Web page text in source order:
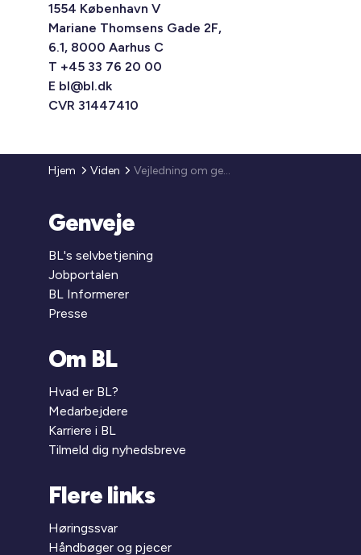
1554 København V
Mariane Thomsens Gade 2F,
6.1, 8000 Aarhus C
T +45 33 76 20 00
E bl@bl.dk
CVR 31447410
Hjem Viden Vejledning om genhusning i praksis
Genveje
BL's selvbetjening
Jobportalen
BL Informerer
Presse
Om BL
Hvad er BL?
Medarbejdere
Karriere i BL
Tilmeld dig nyhedsbreve
Flere links
Høringssvar
Håndbøger og pjecer